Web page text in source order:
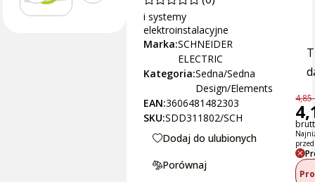
i systemy
elektroinstalacyjne
Marka:SCHNEIDER
ELECTRIC
Kategoria:Sedna/Sedna
Design/Elements
EAN:3606481482303
SKU:SDD311802/SCH
Dodaj do ulubionych
Porównaj
4,85